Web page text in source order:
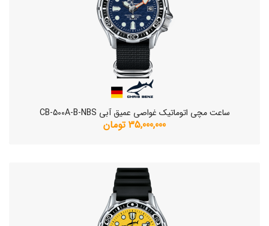
ساعت مچی اتوماتیک غواصی عمیق آبی CB-500A-B-NBS
35,000,000 تومان